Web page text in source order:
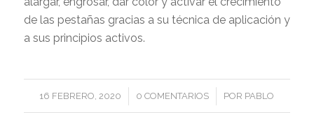
de las pestañas gracias a su técnica de aplicación y
a sus principios activos.
16 FEBRERO, 2020
/ 0 COMENTARIOS
/ POR PABLO